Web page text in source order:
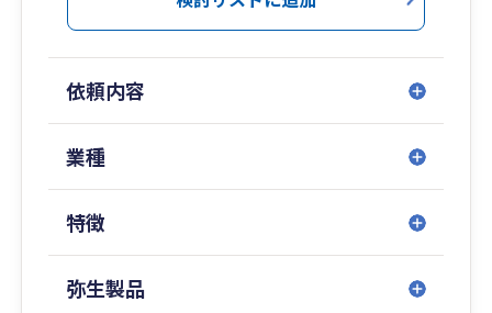
研鑽を積んでいます。お気軽にご相談ください。
依頼内容
業種
特徴
弥生製品